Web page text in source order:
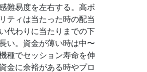
難易度を左右する。高ボ
ティは当たった時の配当
代わりに当たりまでの下
い。資金が薄い時は中〜
種でセッション寿命を伸
金に余裕がある時やプロ